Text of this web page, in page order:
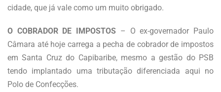
cidade, que já vale como um muito obrigado.
O COBRADOR DE IMPOSTOS – O ex-governador Paulo
Câmara até hoje carrega a pecha de cobrador de impostos
em Santa Cruz do Capibaribe, mesmo a gestão do PSB
tendo implantado uma tributação diferenciada aqui no
Polo de Confecções.